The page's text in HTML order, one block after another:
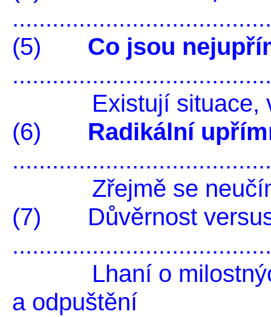
(5) Co jsou
Existují situace, v
(6) Radikální
Zřejmě se
(7) Důvěrnost versus
Lhaní o milostných
a odpuštění